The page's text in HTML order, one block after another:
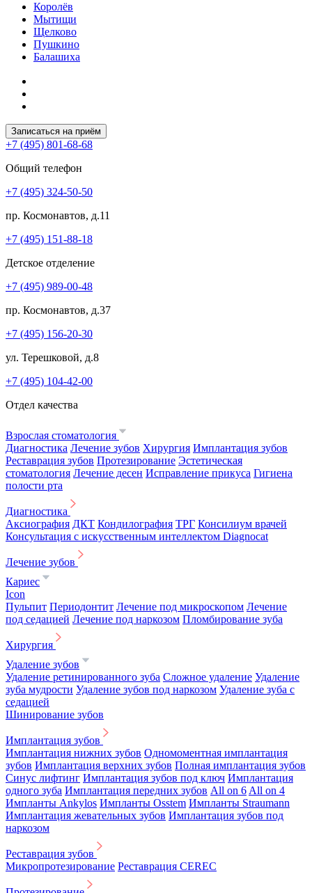
Королёв
Мытищи
Щелково
Пушкино
Балашиха
Записаться на приём
+7 (495) 801-68-68
Общий телефон
+7 (495) 324-50-50
пр. Космонавтов, д.11
+7 (495) 151-88-18
Детское отделение
+7 (495) 989-00-48
пр. Космонавтов, д.37
+7 (495) 156-20-30
ул. Терешковой, д.8
+7 (495) 104-42-00
Отдел качества
Взрослая стоматология
Диагностика Лечение зубов Хирургия Имплантация зубов
Реставрация зубов Протезирование Эстетическая
стоматология Лечение десен Исправление прикуса Гигиена
полости рта
Диагностика
Аксиография ДКТ Кондилография ТРГ Консилиум врачей
Консультация с искусственным интеллектом Diagnocat
Лечение зубов
Кариес
Icon
Пульпит Периодонтит Лечение под микроскопом Лечение
под седацией Лечение под наркозом Пломбирование зуба
Хирургия
Удаление зубов
Удаление ретинированного зуба Сложное удаление Удаление
зуба мудрости Удаление зубов под наркозом Удаление зуба с
седацией
Шинирование зубов
Имплантация зубов
Имплантация нижних зубов Одномоментная имплантация
зубов Имплантация верхних зубов Полная имплантация зубов
Синус лифтинг Имплантация зубов под ключ Имплантация
одного зуба Имплантация передних зубов All on 6 All on 4
Импланты Ankylos Импланты Osstem Импланты Straumann
Имплантация жевательных зубов Имплантация зубов под
наркозом
Реставрация зубов
Микропротезирование Реставрация CEREC